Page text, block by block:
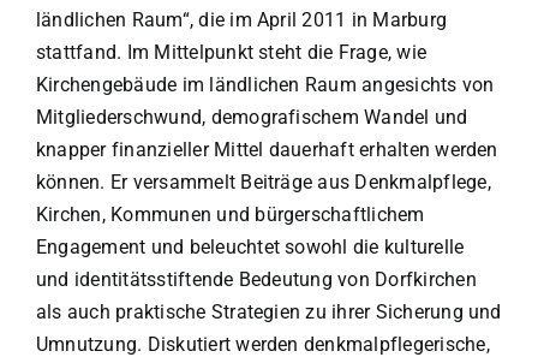
ländlichen Raum“, die im April 2011 in Marburg
stattfand. Im Mittelpunkt steht die Frage, wie
Kirchengebäude im ländlichen Raum angesichts von
Mitgliederschwund, demografischem Wandel und
knapper finanzieller Mittel dauerhaft erhalten werden
können. Er versammelt Beiträge aus Denkmalpflege,
Kirchen, Kommunen und bürgerschaftlichem
Engagement und beleuchtet sowohl die kulturelle
und identitätsstiftende Bedeutung von Dorfkirchen
als auch praktische Strategien zu ihrer Sicherung und
Umnutzung. Diskutiert werden denkmalpflegerische,